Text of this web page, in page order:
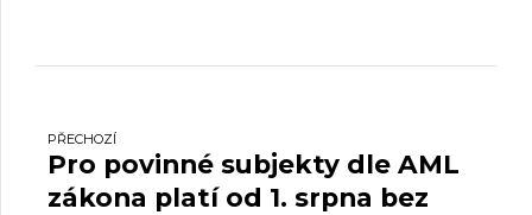
PŘECHOZÍ
Pro povinné subjekty dle AML
zákona platí od 1. srpna bez